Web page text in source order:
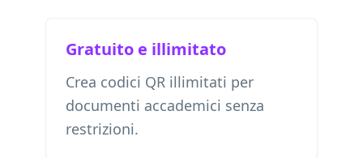
Gratuito e illimitato
Crea codici QR illimitati per
documenti accademici senza
restrizioni.